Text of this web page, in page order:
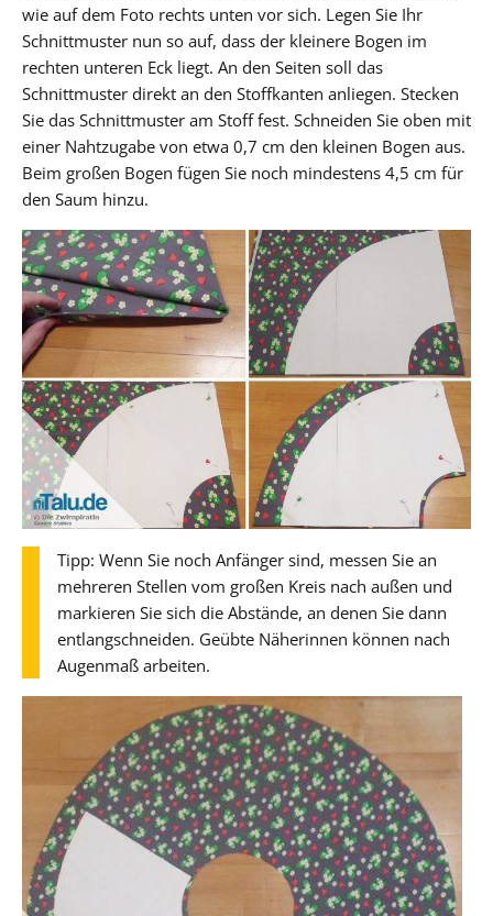
wie auf dem Foto rechts unten vor sich. Legen Sie Ihr
Schnittmuster nun so auf, dass der kleinere Bogen im
rechten unteren Eck liegt. An den Seiten soll das
Schnittmuster direkt an den Stoffkanten anliegen. Stecken
Sie das Schnittmuster am Stoff fest. Schneiden Sie oben mit
einer Nahtzugabe von etwa 0,7 cm den kleinen Bogen aus.
Beim großen Bogen fügen Sie noch mindestens 4,5 cm für
den Saum hinzu.
Tipp: Wenn Sie noch Anfänger sind, messen Sie an
mehreren Stellen vom großen Kreis nach außen und
markieren Sie sich die Abstände, an denen Sie dann
entlangschneiden. Geübte Näherinnen können nach
Augenmaß arbeiten.